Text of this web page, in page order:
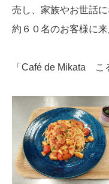
売し、家族やお世話
約６０名のお客様に来
「Café de Mikata こ